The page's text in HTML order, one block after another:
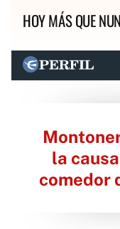
HOY MÁS QUE
la
comedor